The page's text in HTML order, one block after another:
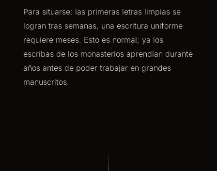
Para situarse: las primeras letras limpias se
logran tras semanas, una escritura uniforme
requiere meses. Esto es normal; ya los
escribas de los monasterios aprendían durante
años antes de poder trabajar en grandes
manuscritos.